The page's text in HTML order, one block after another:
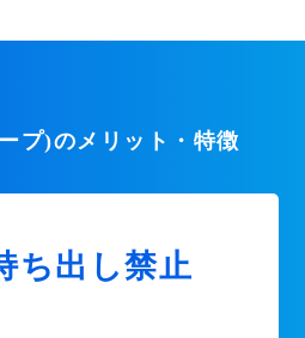
プ)のメリット・特徴
ち出し禁止